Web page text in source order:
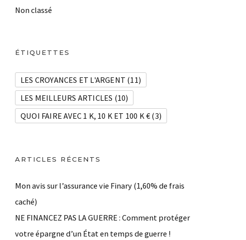
Non classé
ÉTIQUETTES
LES CROYANCES ET L'ARGENT (11)
LES MEILLEURS ARTICLES (10)
QUOI FAIRE AVEC 1 K, 10 K ET 100 K € (3)
ARTICLES RÉCENTS
Mon avis sur l’assurance vie Finary (1,60% de frais
caché)
NE FINANCEZ PAS LA GUERRE : Comment protéger
votre épargne d’un État en temps de guerre !